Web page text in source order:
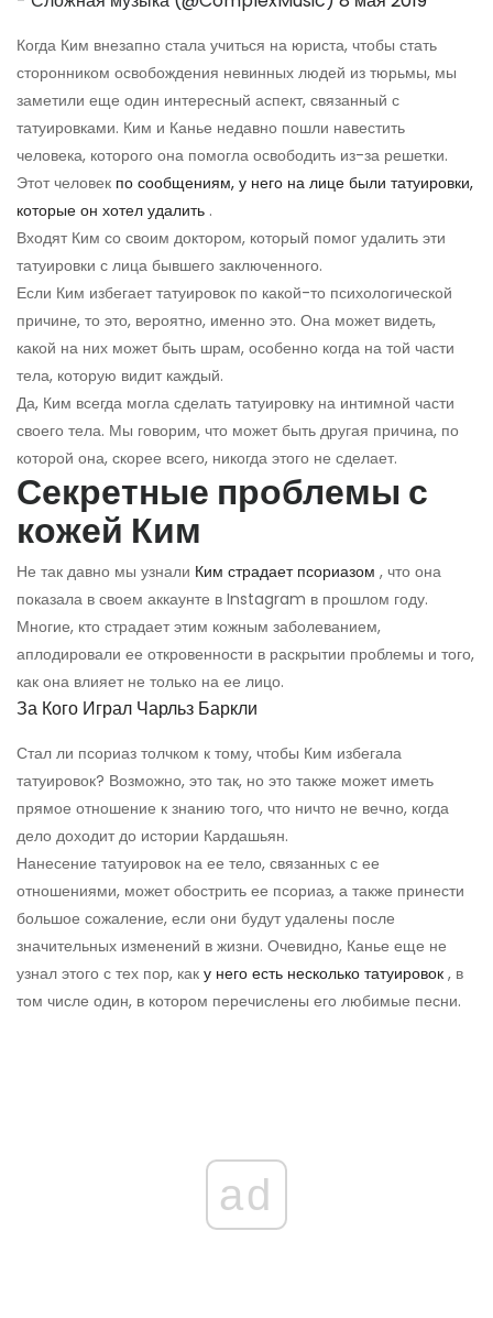
Когда Ким внезапно стала учиться на юриста, чтобы стать
сторонником освобождения невинных людей из тюрьмы, мы
заметили еще один интересный аспект, связанный с
татуировками. Ким и Канье недавно пошли навестить
человека, которого она помогла освободить из-за решетки.
Этот человек по сообщениям, у него на лице были татуировки,
которые он хотел удалить .
Входят Ким со своим доктором, который помог удалить эти
татуировки с лица бывшего заключенного.
Если Ким избегает татуировок по какой-то психологической
причине, то это, вероятно, именно это. Она может видеть,
какой на них может быть шрам, особенно когда на той части
тела, которую видит каждый.
Да, Ким всегда могла сделать татуировку на интимной части
своего тела. Мы говорим, что может быть другая причина, по
которой она, скорее всего, никогда этого не сделает.
Секретные проблемы с
кожей Ким
Не так давно мы узнали Ким страдает псориазом , что она
показала в своем аккаунте в Instagram в прошлом году.
Многие, кто страдает этим кожным заболеванием,
аплодировали ее откровенности в раскрытии проблемы и того,
как она влияет не только на ее лицо.
За Кого Играл Чарльз Баркли
Стал ли псориаз толчком к тому, чтобы Ким избегала
татуировок? Возможно, это так, но это также может иметь
прямое отношение к знанию того, что ничто не вечно, когда
дело доходит до истории Кардашьян.
Нанесение татуировок на ее тело, связанных с ее
отношениями, может обострить ее псориаз, а также принести
большое сожаление, если они будут удалены после
значительных изменений в жизни. Очевидно, Канье еще не
узнал этого с тех пор, как у него есть несколько татуировок , в
том числе один, в котором перечислены его любимые песни.
ad